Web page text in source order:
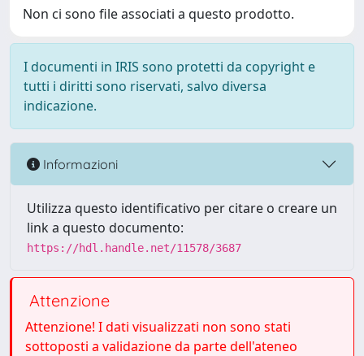
Non ci sono file associati a questo prodotto.
I documenti in IRIS sono protetti da copyright e
tutti i diritti sono riservati, salvo diversa
indicazione.
Informazioni
Utilizza questo identificativo per citare o creare un
link a questo documento:
https://hdl.handle.net/11578/3687
Attenzione
Attenzione! I dati visualizzati non sono stati
sottoposti a validazione da parte dell'ateneo